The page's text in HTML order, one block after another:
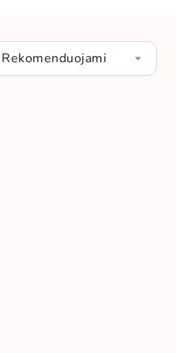
traškučių įkvėptų mados
rinkodarą ir
Rekomenduojami